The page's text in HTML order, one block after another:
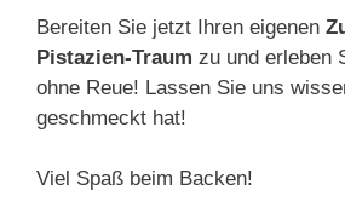
Bereiten Sie jetzt Ihren eigenen
Pistazien-Traum zu und erleben
ohne Reue! Lassen Sie uns
geschmeckt hat!
Viel Spaß beim Backen!